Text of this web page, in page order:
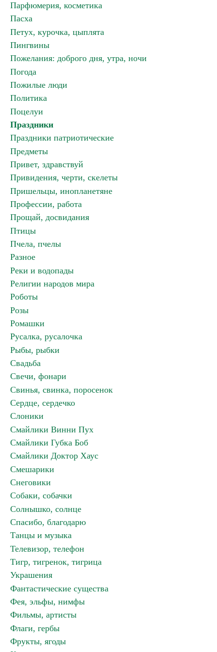
Парфюмерия, косметика
Пасха
Петух, курочка, цыплята
Пингвины
Пожелания: доброго дня, утра, ночи
Погода
Пожилые люди
Политика
Поцелуи
Праздники
Праздники патриотические
Предметы
Привет, здравствуй
Привидения, черти, скелеты
Пришельцы, инопланетяне
Профессии, работа
Прощай, досвидания
Птицы
Пчела, пчелы
Разное
Реки и водопады
Религии народов мира
Роботы
Розы
Ромашки
Русалка, русалочка
Рыбы, рыбки
Свадьба
Свечи, фонари
Свинья, свинка, поросенок
Сердце, сердечко
Слоники
Смайлики Винни Пух
Смайлики Губка Боб
Смайлики Доктор Хаус
Смешарики
Снеговики
Собаки, собачки
Солнышко, солнце
Спасибо, благодарю
Танцы и музыка
Телевизор, телефон
Тигр, тигренок, тигрица
Украшения
Фантастические существа
Фея, эльфы, нимфы
Фильмы, артисты
Флаги, гербы
Фрукты, ягоды